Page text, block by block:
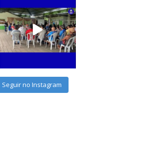
Seguir no Instagram